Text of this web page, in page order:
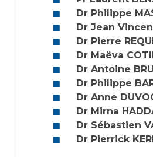
Qualité
Nos indicateurs qualité et de
Protection des
Sécurité
Dr Philippe
Dr Jean
Dr Pierre
Dr Maëva
Dr Antoine
Dr Philippe
Dr Anne
Dr Mirna
Dr Sébastien
Dr Pierrick